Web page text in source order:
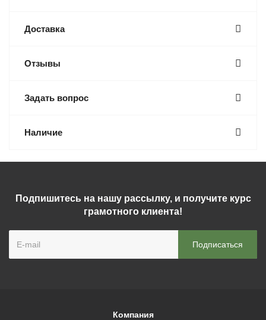
Доставка
Отзывы
Задать вопрос
Наличие
Подпишитесь на нашу рассылку, и получите курс
грамотного клиента!
Компания